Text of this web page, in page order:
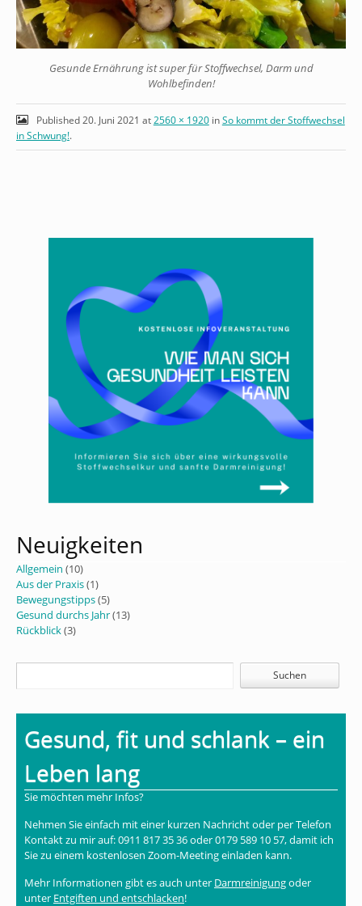
Gesunde Ernährung ist super für Stoffwechsel, Darm und
Wohlbefinden!
Published20. Juni 2021 at2560 × 1920inSo kommt der Stoffwechsel
in Schwung!.
Neuigkeiten
Allgemein (10)
Aus der Praxis(1)
Bewegungstipps(5)
Gesund durchs Jahr(13)
Rückblick(3)
Gesund, fit und schlank – ein
Leben lang
Sie möchten mehr Infos?
Nehmen Sie einfach mit einer kurzen Nachricht oder per Telefon
Kontakt zu mir auf: 0911 817 35 36 oder 0179 589 10 57, damit ich
Sie zu einem kostenlosen Zoom-Meeting einladen kann.
Mehr Informationen gibt es auch unter Darmreinigungoder
unter Entgiften und entschlacken!